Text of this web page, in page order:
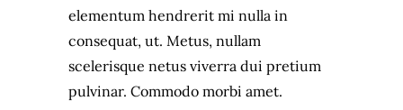
elementum hendrerit mi nulla in
consequat, ut. Metus, nullam
scelerisque netus viverra dui pretium
pulvinar. Commodo morbi amet.